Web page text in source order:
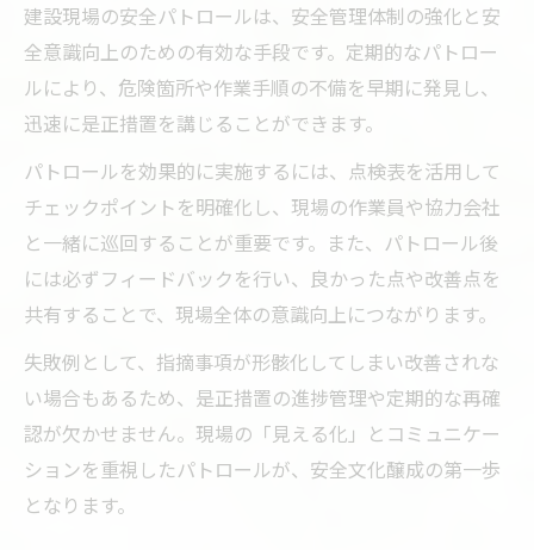
建設現場の安全パトロールは、安全管理体制の強化と安
全意識向上のための有効な手段です。定期的なパトロー
ルにより、危険箇所や作業手順の不備を早期に発見し、
迅速に是正措置を講じることができます。
パトロールを効果的に実施するには、点検表を活用して
チェックポイントを明確化し、現場の作業員や協力会社
と一緒に巡回することが重要です。また、パトロール後
には必ずフィードバックを行い、良かった点や改善点を
共有することで、現場全体の意識向上につながります。
失敗例として、指摘事項が形骸化してしまい改善されな
い場合もあるため、是正措置の進捗管理や定期的な再確
認が欠かせません。現場の「見える化」とコミュニケー
ションを重視したパトロールが、安全文化醸成の第一歩
となります。